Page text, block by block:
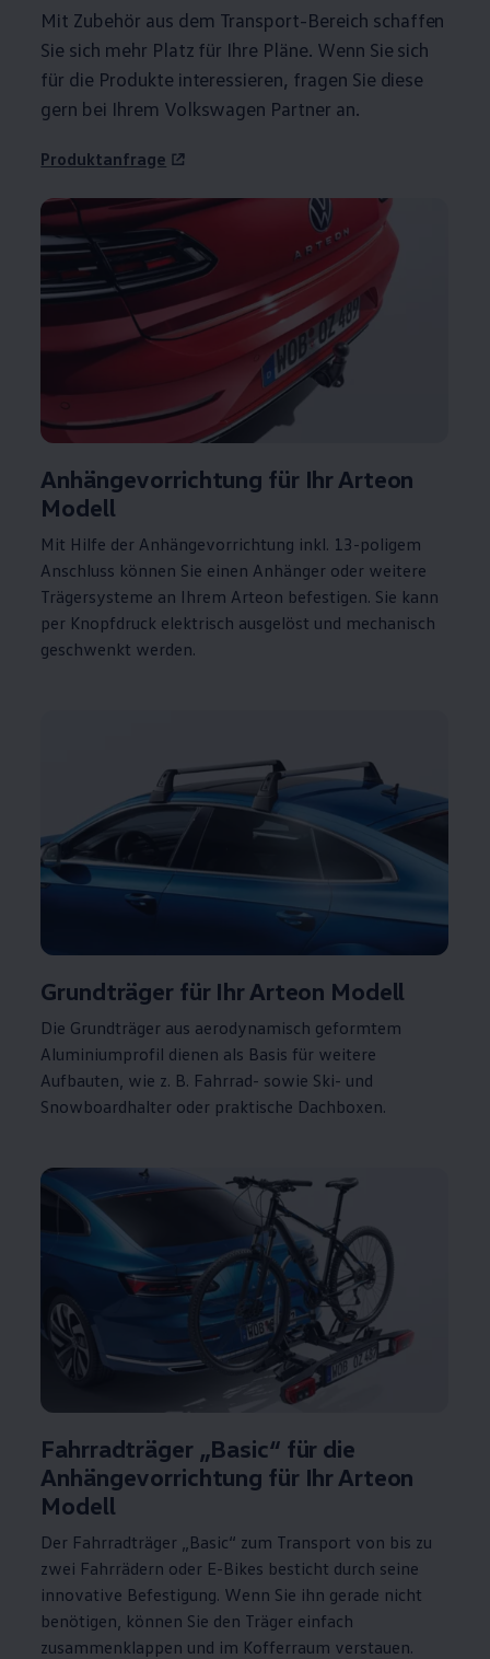
Mit Zubehör aus dem Transport-Bereich schaffen
Sie sich mehr Platz für Ihre Pläne. Wenn Sie sich
für die Produkte interessieren, fragen Sie diese
gern bei Ihrem Volkswagen Partner an.
Produktanfrage
Anhängevorrichtung für IhrArteon
Modell
Mit Hilfe der Anhängevorrichtung inkl. 13-poligem
Anschluss können Sie einen Anhänger oder weitere
Trägersysteme an Ihrem Arteon befestigen. Sie kann
per Knopfdruck elektrisch ausgelöst und mechanisch
geschwenkt werden.
Grundträger für IhrArteon Modell
Die Grundträger aus aerodynamisch geformtem
Aluminiumprofil dienen als Basis für weitere
Aufbauten, wie z. B. Fahrrad- sowie Ski- und
Snowboardhalter oder praktische Dachboxen.
Fahrradträger „Basic“ für die
Anhängevorrichtung für IhrArteon
Modell
Der Fahrradträger „Basic“ zum Transport von bis zu
zwei Fahrrädern oder E-Bikes besticht durch seine
innovative Befestigung. Wenn Sie ihn gerade nicht
benötigen, können Sie den Träger einfach
zusammenklappen und im Kofferraum verstauen.